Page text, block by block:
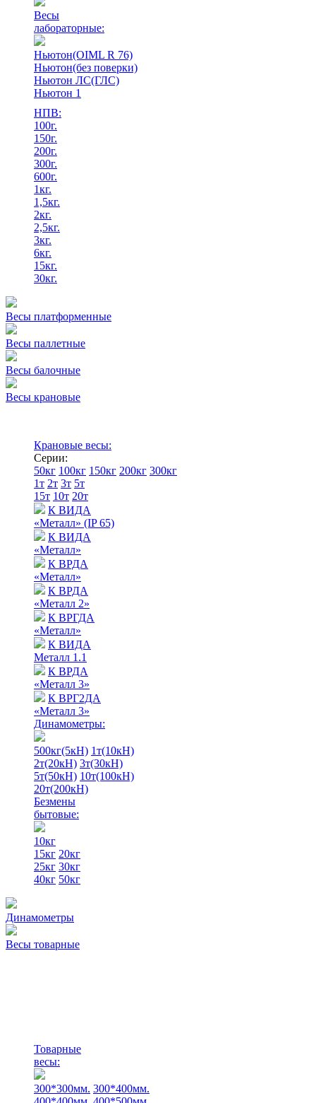
Весы
лабораторные:
Ньютон(OIML R 76)
Ньютон(без поверки)
Ньютон ЛС(ГЛС)
Ньютон 1
НПВ:
100г.
150г.
200г.
300г.
600г.
1кг.
1,5кг.
2кг.
2,5кг.
3кг.
6кг.
15кг.
30кг.
Весы платформенные
Весы паллетные
Весы балочные
Весы крановые
Крановые весы:
Серии:
50кг 100кг 150кг 200кг 300кг
1т 2т 3т 5т
15т 10т 20т
К ВИДА
«Металл» (IP 65)
К ВИДА
«Металл»
К ВРДА
«Металл»
К ВРДА
«Металл 2»
К ВРГДА
«Металл»
К ВИДА
Металл 1.1
К ВРДА
«Металл 3»
К ВРГ2ДА
«Металл 3»
Динамометры:
500кг(5кН) 1т(10кН)
2т(20кН) 3т(30кН)
5т(50кН) 10т(100кН)
20т(200кН)
Безмены
бытовые:
10кг
15кг 20кг
25кг 30кг
40кг 50кг
Динамометры
Весы товарные
Товарные
весы:
300*300мм. 300*400мм.